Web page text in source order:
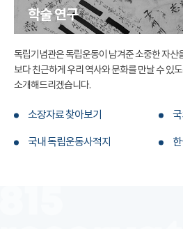
학술 연구
독립기념관은 독립운동이 남겨준 소중한 자산
보다 친근하게 우리 역사와 문화를 만날 수 있
소개해드리겠습니다.
소장자료 찾아보기
국내 독립운동사적지